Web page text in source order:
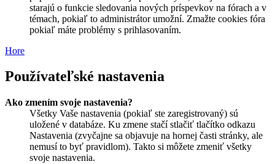
starajú o funkcie sledovania nových príspevkov na fórach a v
témach, pokiaľ to administrátor umožní. Zmažte cookies fóra
pokiaľ máte problémy s prihlasovaním.
Hore
Používateľské nastavenia
Ako zmením svoje nastavenia?
Všetky Vaše nastavenia (pokiaľ ste zaregistrovaný) sú
uložené v databáze. Ku zmene stačí stlačiť tlačítko odkazu
Nastavenia (zvyčajne sa objavuje na hornej časti stránky, ale
nemusí to byť pravidlom). Takto si môžete zmeniť všetky
svoje nastavenia.